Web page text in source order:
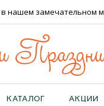
нашем замечательном
КАТАЛОГ АКЦИИ